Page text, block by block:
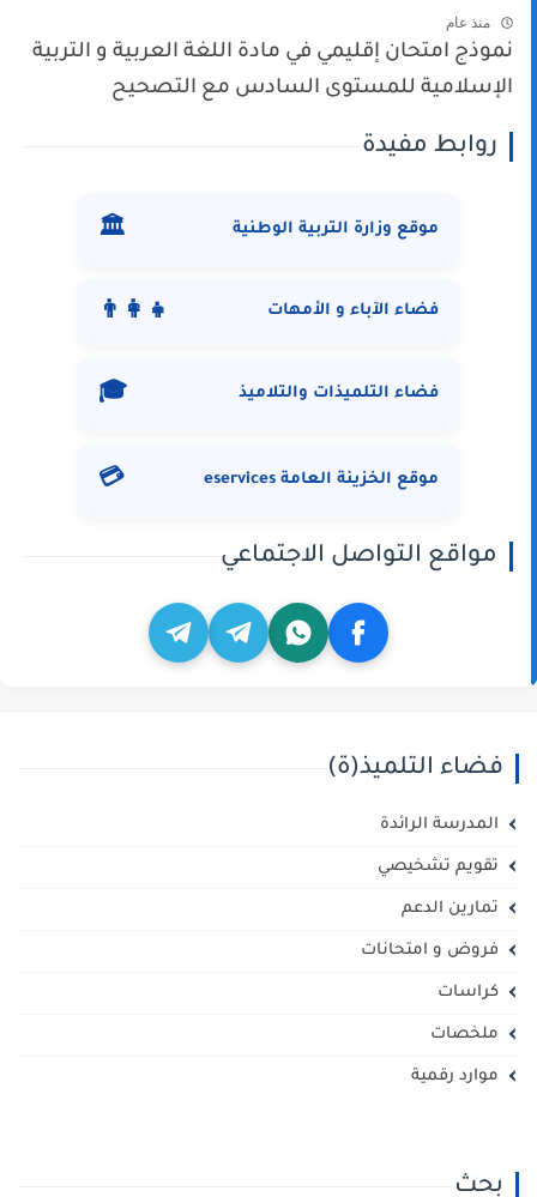
منذ عام
نموذج امتحان إقليمي في مادة اللغة العربية و التربية
الإسلامية للمستوى السادس مع التصحيح
روابط مفيدة
موقع وزارة التربية الوطنية 🏛️
فضاء الآباء و الأمهات 👨‍👩‍👧
فضاء التلميذات والتلاميذ 🎓
موقع الخزينة العامة eservices 💳
مواقع التواصل الاجتماعي
فضاء التلميذ(ة)
المدرسة الرائدة
تقويم تشخيصي
تمارين الدعم
فروض و امتحانات
كراسات
ملخصات
موارد رقمية
بحث